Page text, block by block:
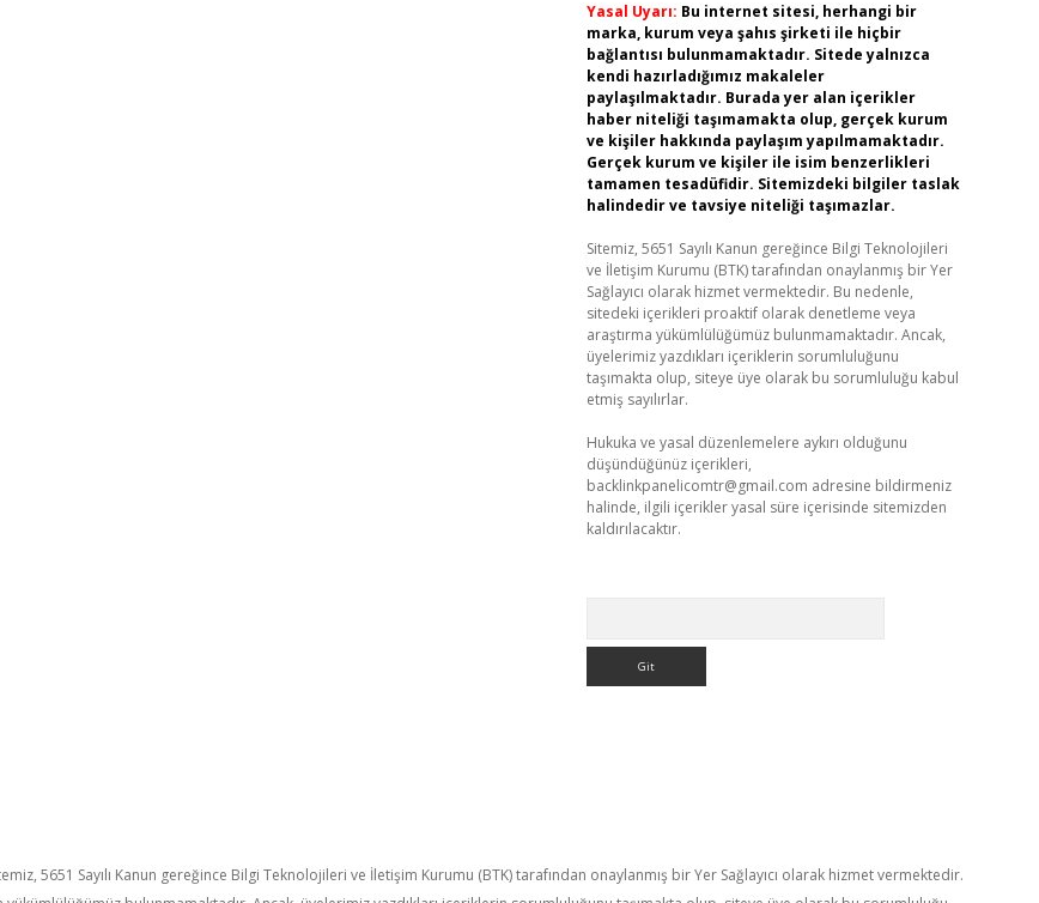
Yasal Uyarı: Bu internet sitesi, herhangi bir
marka, kurum veya şahıs şirketi ile hiçbir
bağlantısı bulunmamaktadır. Sitede yalnızca
kendi hazırladığımız makaleler
paylaşılmaktadır. Burada yer alan içerikler
haber niteliği taşımamakta olup, gerçek kurum
ve kişiler hakkında paylaşım yapılmamaktadır.
Gerçek kurum ve kişiler ile isim benzerlikleri
tamamen tesadüfidir. Sitemizdeki bilgiler taslak
halindedir ve tavsiye niteliği taşımazlar.
Sitemiz, 5651 Sayılı Kanun gereğince Bilgi Teknolojileri
ve İletişim Kurumu (BTK) tarafından onaylanmış bir Yer
Sağlayıcı olarak hizmet vermektedir. Bu nedenle,
sitedeki içerikleri proaktif olarak denetleme veya
araştırma yükümlülüğümüz bulunmamaktadır. Ancak,
üyelerimiz yazdıkları içeriklerin sorumluluğunu
taşımakta olup, siteye üye olarak bu sorumluluğu kabul
etmiş sayılırlar.
Hukuka ve yasal düzenlemelere aykırı olduğunu
düşündüğünüz içerikleri,
backlinkpanelicomtr@gmail.com adresine bildirmeniz
halinde, ilgili içerikler yasal süre içerisinde sitemizden
kaldırılacaktır.
5651 Sayılı Kanun gereğince Bilgi Teknolojileri ve İletişim Kurumu (BTK) tarafından onaylanmış bir Yer Sağlayıcı olarak hizmet vermektedir.